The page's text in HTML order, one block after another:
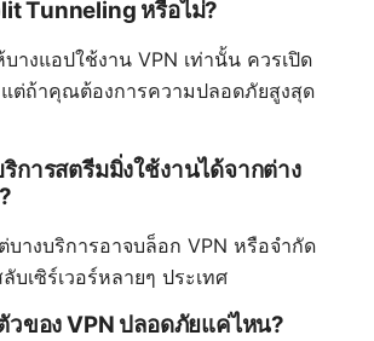
Tunneling หรือไม่?
างแอปใช้งาน VPN เท่านั้น ควรเปิด
แต่ถ้าคุณต้องการความปลอดภัยสูงสุด
การสตรีมมิ่งใช้งานได้จากต่าง
างบริการอาจบล็อก VPN หรือจำกัด
บเซิร์เวอร์หลายๆ ประเทศ
วของ VPN ปลอดภัยแค่ไหน?